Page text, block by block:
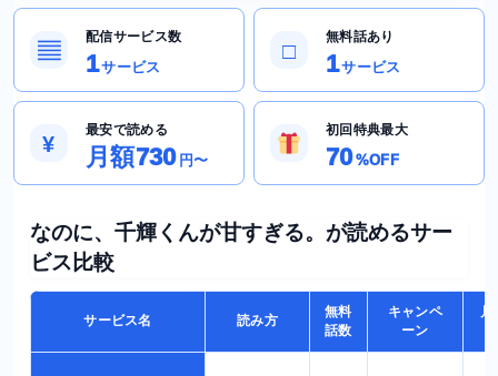
▤
配信サービス数
1サービス
□
無料話あり
1サービス
¥
最安で読める
月額730 円〜
初回特典最大
70%OFF
なのに、千輝くんが甘すぎる。が読めるサー
ビス比較
サービス名 読み方
無料
話数
キャンペ
ーン
月